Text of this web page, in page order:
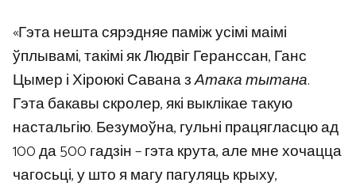
«Гэта нешта сярэдняе паміж усімі маімі
ўплывамі, такімі як Людвіг Геранссан, Ганс
Цымер і Хіроюкі Савана зАтака тытана.
Гэта бакавы скролер, які выклікае такую ​​
настальгію. Безумоўна, гульні працягласцю ад
100 да 500 гадзін – гэта крута, але мне хочацца
чагосьці, у што я магу пагуляць крыху,